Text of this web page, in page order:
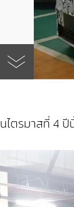
ไตรมาสที่ 4 ปี